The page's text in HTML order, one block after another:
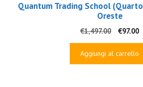
Quantum Trading School
Oreste
€1,497.00
Il
prezzo
originale
€97.00Il
Aggiungi al carrello